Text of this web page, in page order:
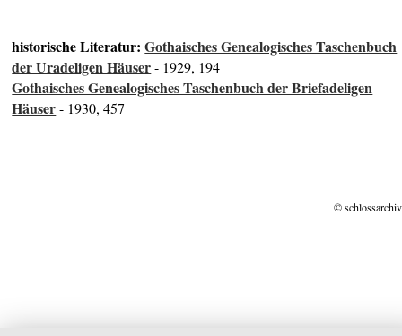
historische Literatur:Gothaisches Genealogisches Taschenbuch
der Uradeligen Häuser- 1929, 194
Gothaisches Genealogisches Taschenbuch der Briefadeligen
Häuser- 1930, 457
©